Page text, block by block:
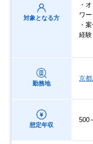
対象となる方
・
ワ
・
経
勤務地
京
想定年収
500